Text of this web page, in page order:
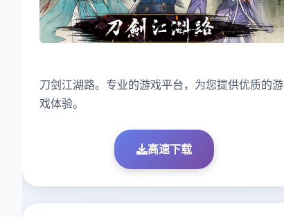
刀剑江湖路。专业的游戏平台，为您提供优质的游
戏体验。
高速下载